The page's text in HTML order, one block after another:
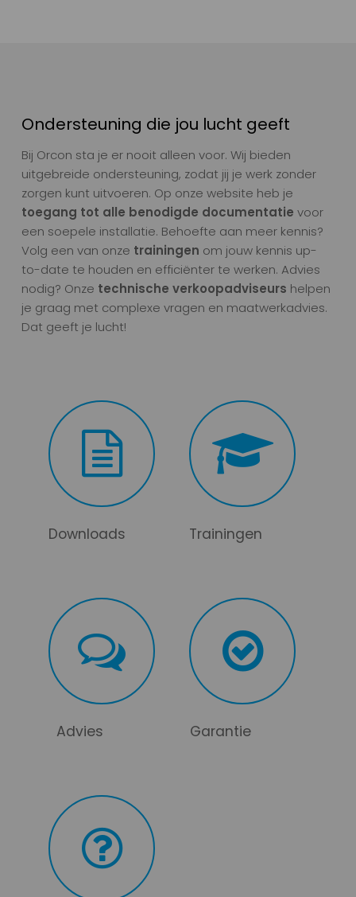
Ondersteuning die jou lucht geeft
Bij Orcon sta je er nooit alleen voor. Wij bieden
uitgebreide ondersteuning, zodat jij je werk zonder
zorgen kunt uitvoeren. Op onze website heb je
toegang tot alle benodigde documentatie voor
een soepele installatie. Behoefte aan meer kennis?
Volg een van onze trainingen om jouw kennis up-
to-date te houden en efficiënter te werken. Advies
nodig? Onze technische verkoopadviseurs helpen
je graag met complexe vragen en maatwerkadvies.
Dat geeft je lucht!
Downloads Trainingen
Advies Garantie